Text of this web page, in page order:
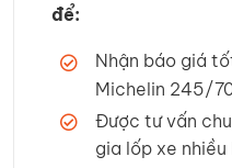
để:
Nhận báo giá
Michelin 245/
Được tư vấn
gia lốp xe nhiều